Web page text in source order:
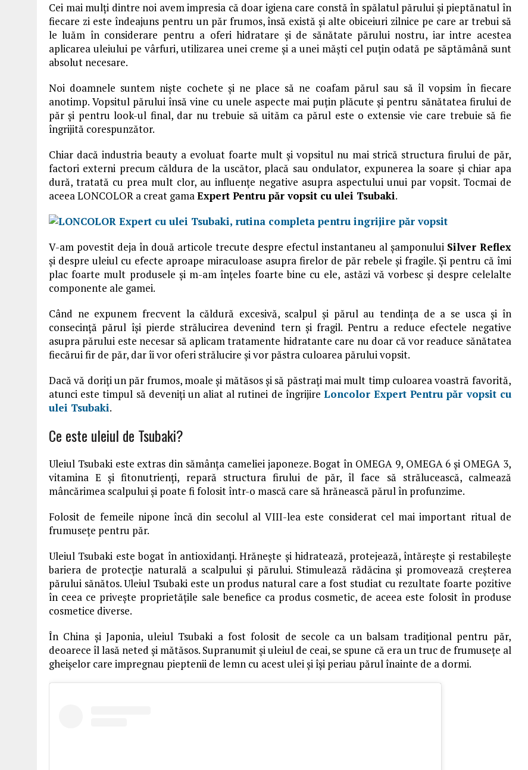
Cei mai mulți dintre noi avem impresia că doar igiena care constă în spălatul părului și pieptănatul în
fiecare zi este îndeajuns pentru un păr frumos, însă există și alte obiceiuri zilnice pe care ar trebui să
le luăm în considerare pentru a oferi hidratare și de sănătate părului nostru, iar intre acestea
aplicarea uleiului pe vârfuri, utilizarea unei creme și a unei măști cel puțin odată pe săptămână sunt
absolut necesare.
Noi doamnele suntem niște cochete și ne place să ne coafam părul sau să îl vopsim în fiecare
anotimp. Vopsitul părului însă vine cu unele aspecte mai puțin plăcute și pentru sănătatea firului de
păr și pentru look-ul final, dar nu trebuie să uităm ca părul este o extensie vie care trebuie să fie
îngrijită corespunzător.
Chiar dacă industria beauty a evoluat foarte mult și vopsitul nu mai strică structura firului de păr,
factori externi precum căldura de la uscător, placă sau ondulator, expunerea la soare și chiar apa
dură, tratată cu prea mult clor, au influențe negative asupra aspectului unui par vopsit. Tocmai de
aceea LONCOLOR a creat gamaExpert Pentru păr vopsit cu ulei Tsubaki.
V-am povestit deja în două articole trecute despre efectul instantaneu al șamponului Silver Reflex
și despre uleiul cu efecte aproape miraculoase asupra firelor de păr rebele și fragile. Și pentru că îmi
plac foarte mult produsele şi m-am înţeles foarte bine cu ele, astăzi vă vorbesc și despre celelalte
componente ale gamei.
Când ne expunem frecvent la căldură excesivă, scalpul și părul au tendința de a se usca și în
consecință părul își pierde strălucirea devenind tern și fragil. Pentru a reduce efectele negative
asupra părului este necesar să aplicam tratamente hidratante care nu doar că vor readuce sănătatea
fiecărui fir de păr, dar îi vor oferi strălucire și vor păstra culoarea părului vopsit.
Dacă vă doriți un păr frumos, moale și mătăsos și să păstrați mai mult timp culoarea voastră favorită,
atunci este timpul să deveniți un aliat al rutinei de îngrijire Loncolor Expert Pentru păr vopsit cu
ulei Tsubaki.
Ce este uleiul de Tsubaki?
Uleiul Tsubaki este extras din sămânța cameliei japoneze. Bogat în OMEGA 9, OMEGA 6 și OMEGA 3,
vitamina E și fitonutrienţi, repară structura firului de păr, îl face să strălucească, calmează
mâncărimea scalpului și poate fi folosit într-o mască care să hrănească părul în profunzime.
Folosit de femeile nipone încă din secolul al VIII-lea este considerat cel mai important ritual de
frumusețe pentru păr.
Uleiul Tsubaki este bogat în antioxidanți. Hrănește și hidratează, protejează, întărește și restabilește
bariera de protecție naturală a scalpului și părului. Stimulează rădăcina și promovează creșterea
părului sănătos. Uleiul Tsubaki este un produs natural care a fost studiat cu rezultate foarte pozitive
în ceea ce privește proprietățile sale benefice ca produs cosmetic, de aceea este folosit în produse
cosmetice diverse.
În China și Japonia, uleiul Tsubaki a fost folosit de secole ca un balsam tradițional pentru păr,
deoarece îl lasă neted și mătăsos. Supranumit și uleiul de ceai, se spune că era un truc de frumusețe al
gheișelor care impregnau pieptenii de lemn cu acest ulei și își periau părul înainte de a dormi.